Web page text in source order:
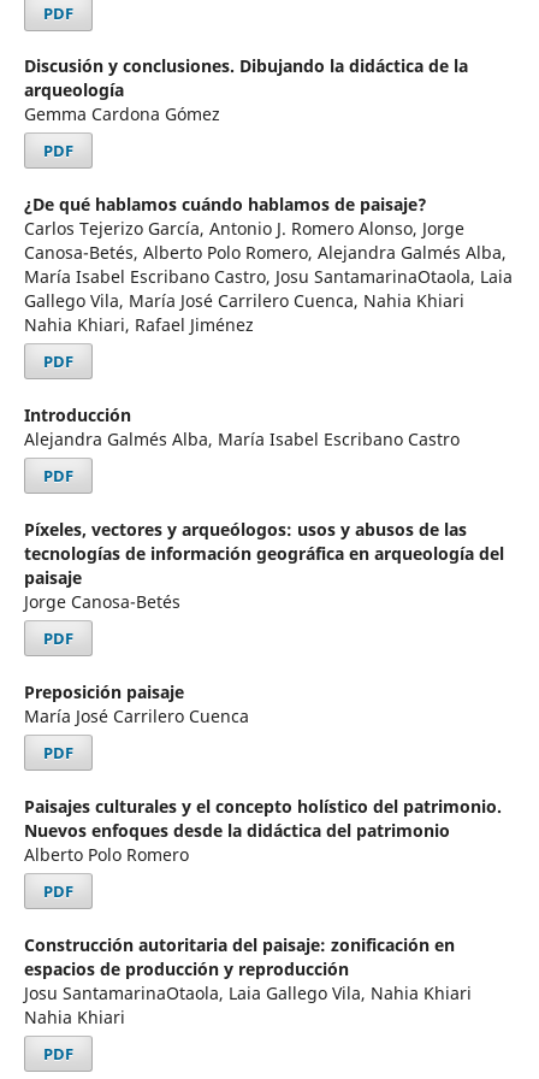
PDF
Discusión y conclusiones. Dibujando la didáctica de la
arqueología
Gemma Cardona Gómez
PDF
¿De qué hablamos cuándo hablamos de paisaje?
Carlos Tejerizo García, Antonio J. Romero Alonso, Jorge
Canosa-Betés, Alberto Polo Romero, Alejandra Galmés Alba,
María Isabel Escribano Castro, Josu SantamarinaOtaola, Laia
Gallego Vila, María José Carrilero Cuenca, Nahia Khiari
Nahia Khiari, Rafael Jiménez
PDF
Introducción
Alejandra Galmés Alba, María Isabel Escribano Castro
PDF
Píxeles, vectores y arqueólogos: usos y abusos de las
tecnologías de información geográfica en arqueología del
paisaje
Jorge Canosa-Betés
PDF
Preposición paisaje
María José Carrilero Cuenca
PDF
Paisajes culturales y el concepto holístico del patrimonio.
Nuevos enfoques desde la didáctica del patrimonio
Alberto Polo Romero
PDF
Construcción autoritaria del paisaje: zonificación en
espacios de producción y reproducción
Josu SantamarinaOtaola, Laia Gallego Vila, Nahia Khiari
Nahia Khiari
PDF